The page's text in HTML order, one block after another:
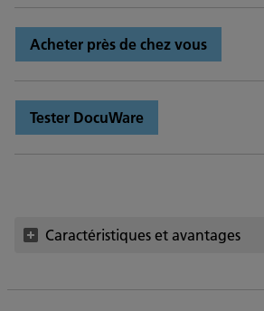
Acheter près de chez vous
Tester DocuWare
Caractéristiques et avantages